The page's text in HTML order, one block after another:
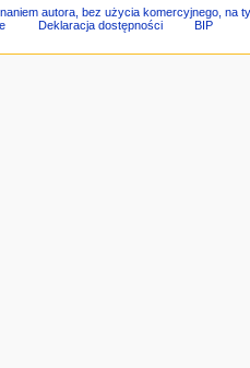
autora, bez użycia komercyjnego, na
Deklaracja dostępności BIP